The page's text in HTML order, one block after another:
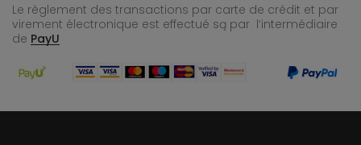
Le règlement des transactions par carte de crédit et par
virement électronique est effectué są par l’intermédiaire
de PayU